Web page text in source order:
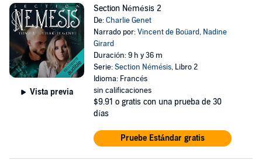
Vista previa
Section Némésis 2
De:Charlie Genet
Narrado por:Vincent de Boüard, Nadine
Girard
Duración: 9 h y 36 m
Serie:Section Némésis, Libro 2
Idioma: Francés
sin calificaciones
$9.91 o gratis con una prueba de 30
días
Pruebe Estándar gratis